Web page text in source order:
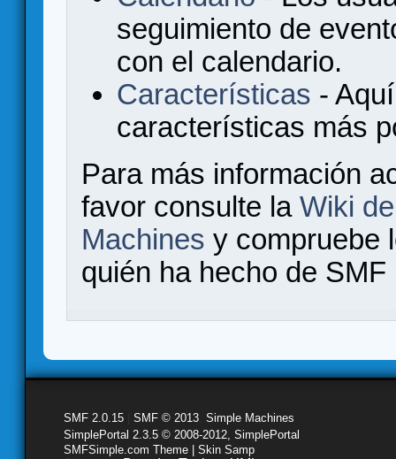
seguimiento de
con el calendario.
Características -
características más
Para más información
favor consulte la Wiki
Machines y compruebe
quién ha hecho de
SMF 2.0.15 SMF © 2013 Simple Machines
SimplePortal 2.3.5 © 2008-2012, SimplePortal
SMFSimple.com Theme | Skin Samp